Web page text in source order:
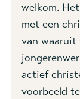
welkom.
met een
van waaruit
actief
voorbeeld